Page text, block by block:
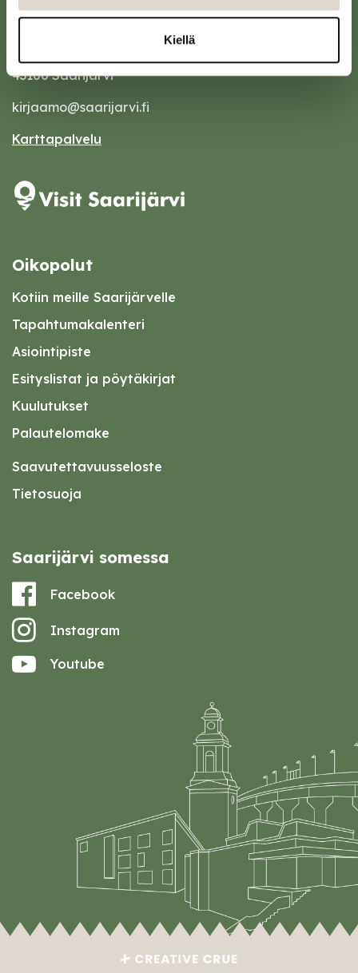
Kiellä
43100 Saarijärvi
kirjaamo@saarijarvi.fi
Karttapalvelu
Oikopolut
Kotiin meille Saarijärvelle
Tapahtumakalenteri
Asiointipiste
Esityslistat ja pöytäkirjat
Kuulutukset
Palautelomake
Saavutettavuusseloste
Tietosuoja
Saarijärvi somessa
Facebook
Instagram
Youtube